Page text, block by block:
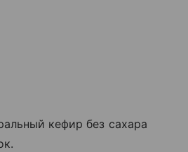
кефир без сахара